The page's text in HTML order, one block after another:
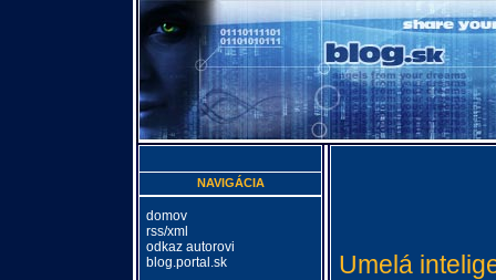
Umelá
NAVIGÁCIA
domov
rss/xml
odkaz autorovi
blog.portal.sk